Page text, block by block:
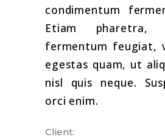
Client:
condimentum
Etiam pharetra,
fermentum feugiat,
egestas quam, ut
nisl quis neque.
orci enim.